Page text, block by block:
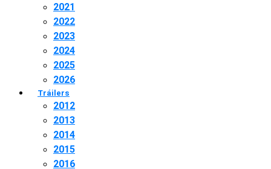
2021
2022
2023
2024
2025
2026
Tráilers
2012
2013
2014
2015
2016